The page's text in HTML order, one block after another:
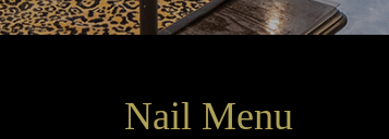
Nail Menu